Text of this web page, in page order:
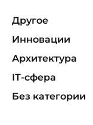
Другое
Инновации
Архитектура
ІТ-сфера
Без категории